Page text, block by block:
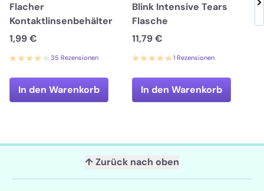
Flacher
Kontaktlinsenbehälter
1,99 €
35 Rezensionen
In den Warenkorb
Blink Intensive Tears
Flasche
11,79 €
1 Rezensionen
In den Warenkorb
↑ Zurück nach oben